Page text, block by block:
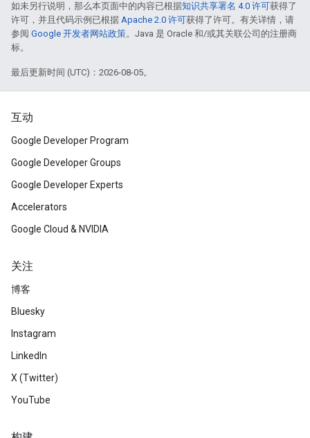
如未另行说明，那么本页面中的内容已根据知识共享署名 4.0 许可获得了
许可，并且代码示例已根据 Apache 2.0 许可获得了许可。有关详情，请
参阅 Google 开发者网站政策。Java 是 Oracle 和/或其关联公司的注册商
标。
最后更新时间 (UTC)：2026-08-05。
互动
Google Developer Program
Google Developer Groups
Google Developer Experts
Accelerators
Google Cloud & NVIDIA
关注
博客
Bluesky
Instagram
LinkedIn
X (Twitter)
YouTube